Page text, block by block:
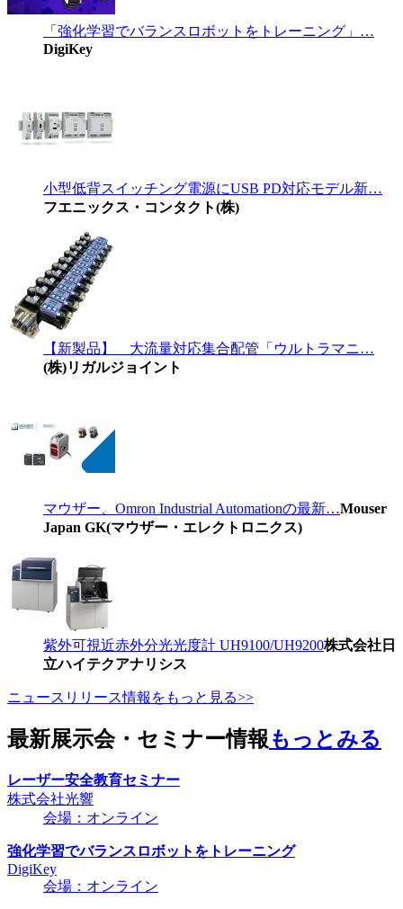
「強化学習でバランスロボットをトレーニング」…
DigiKey
小型低背スイッチング電源にUSB PD対応モデル新…
フエニックス・コンタクト(株)
【新製品】 大流量対応集合配管「ウルトラマニ…
(株)リガルジョイント
マウザー、Omron Industrial Automationの最新…Mouser
Japan GK(マウザー・エレクトロニクス)
紫外可視近赤外分光光度計 UH9100/UH9200株式会社日
立ハイテクアナリシス
ニュースリリース情報をもっと見る>>
最新展示会・セミナー情報もっとみる
レーザー安全教育セミナー
株式会社光響
会場：オンライン
強化学習でバランスロボットをトレーニング
DigiKey
会場：オンライン